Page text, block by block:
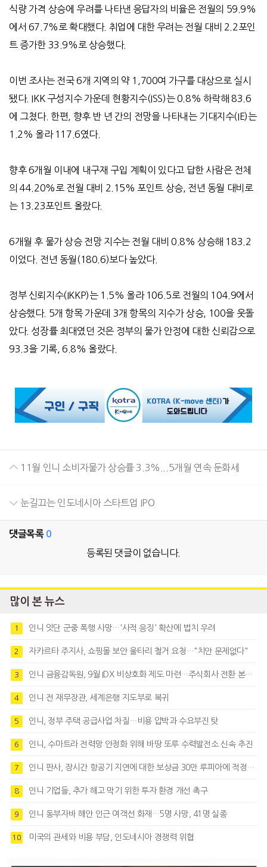
식량 가격 상승에 우려를 나타낸 응답자의 비율은 전월의 59.9%
에서 67.7%로 확대했다. 취업에 대한 우려는 전월 대비 2.2포인
트 증가한 33.9%로 상승했다.
이번 조사는 전국 6개 지역의 약 1,700여 가구를 대상으로 실시
됐다. IKK 구성지수 가운데 현황지수(ISS)는 0.8% 하락해 83.6
에 그쳤다. 한편, 향후 반 년 간의 전망을 나타내는 기대지수(IE)는
1.2% 올라 117.6였다.
향후 6개월 이내에 내구재 구입 계획이 있다고 답한 사람은 전체
의 44.20%로 전월 대비 2.15% 포인트 상승, 전년 동월 대비로
는 13.23포인트 올랐다.
6개월 후 물가 상승 전망 지수는 전월 대비 0.8% 상승해 183.2
이었다. 전년 동월(180.6)보다 높았다.
정부 신뢰지수(IKKP)는 1.5% 올라 106.5로 전월의 104.9에서
상승했다. 5개 항목 가운데 3개 항목의 지수가 상승, 100을 웃돌
았다. 성장률 최대였던 것은 정부의 물가 안정에 대한 신뢰감으로
93.3을 기록, 6.8% 올랐다.
11월 인니 소비자물가 상승률 3.3%...5개월 연속 둔화세
눈길끄는 인도네시아 스타트업 IPO
댓글목록 0
등록된 댓글이 없습니다.
많이 본 뉴스
1 인니 잇단 군중 폭행 사망…'사적 응징' 확산에 법치 우려
2 자카르타 주지사, 쇼핑몰 보안 울타리 철거 요청…"치안 문제없다"
3 인니 금융감독원, 9월 IDX 비상호화 제도 마련…주식회사 전환 본격화
4 인니 전 재무장관, 세계은행 지도부로 복귀
5 인니, 정부 주택 공급사업 차질…비용 압박과 수요부진 탓
6 인니, 수마트라 전력망 안정화 위해 바땅 또루 수력발전소 신속 추진
7 인니 판사, 장시간 항공기 지연에 대한 보상금 30만 루피아에 적정성 제기
8 인니 기업들, 추가 해고 막기 위한 투자 환경 개선 촉구
9 인니 동부자바 해안 인근 여객선 화재…5명 사망, 41명 실종
10 미국의 관세와 비용 부담, 인도네시아 경쟁력 위협